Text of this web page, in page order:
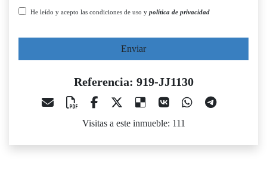
He leído y acepto las condiciones de uso y política de privacidad
Enviar
Referencia: 919-JJ1130
Visitas a este inmueble: 111